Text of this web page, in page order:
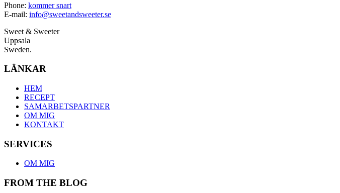
Phone: kommer snart
E-mail: info@sweetandsweeter.se
Sweet & Sweeter
Uppsala
Sweden.
LÄNKAR
HEM
RECEPT
SAMARBETSPARTNER
OM MIG
KONTAKT
SERVICES
OM MIG
FROM THE BLOG